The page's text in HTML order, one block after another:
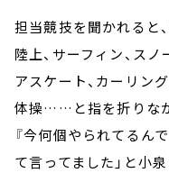
担当競技を聞かれると、
陸上、サーフィン、ス
アスケート、カーリン
体操……と指を折りな
『今何個やられてるん
て言ってました」と小